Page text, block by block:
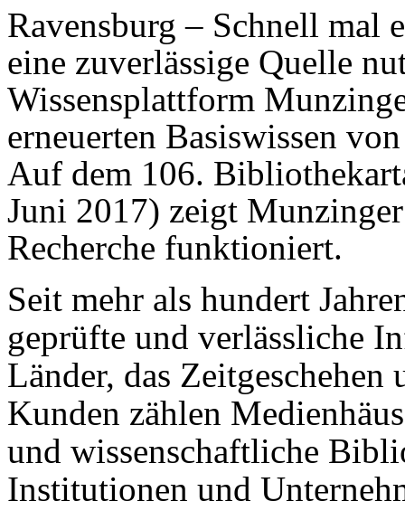
Ravensburg – Schnell mal
eine zuverlässige Quelle
Wissensplattform
erneuerten Basiswissen
Auf dem 106.
Juni 2017) zeigt
Recherche funktioniert.
Seit mehr als hundert
geprüfte und verlässliche
Länder, das
Kunden zählen
und wissenschaftliche
Institutionen und